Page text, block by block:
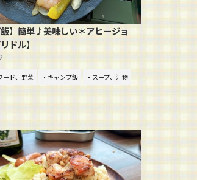
】簡単♪美味しい＊アヒージョ
ドル】
ード、野菜 ・キャンプ飯
・スープ、汁物